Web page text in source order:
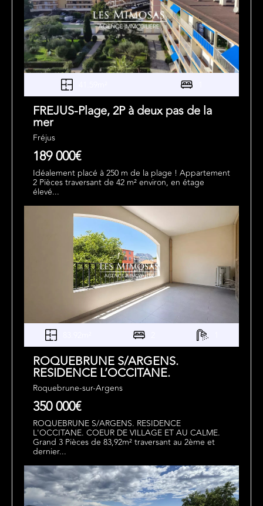
FREJUS-Plage, 2P à deux pas de la
mer
Fréjus
189 000€
Idéalement placé à 250 m de la plage ! Appartement
2 Pièces traversant de 42 m² environ, en étage
élevé...
ROQUEBRUNE S/ARGENS.
RESIDENCE L’OCCITANE.
Roquebrune-sur-Argens
350 000€
ROQUEBRUNE S/ARGENS. RESIDENCE
L'OCCITANE. COEUR DE VILLAGE ET AU CALME.
Grand 3 Pièces de 83,92m² traversant au 2ème et
dernier...